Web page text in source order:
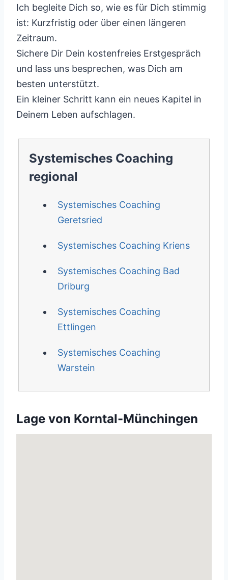
Ich begleite Dich so, wie es für Dich stimmig
ist: Kurzfristig oder über einen längeren
Zeitraum.
Sichere Dir Dein kostenfreies Erstgespräch
und lass uns besprechen, was Dich am
besten unterstützt.
Ein kleiner Schritt kann ein neues Kapitel in
Deinem Leben aufschlagen.
Systemisches Coaching
regional
Systemisches Coaching
Geretsried
Systemisches Coaching Kriens
Systemisches Coaching Bad
Driburg
Systemisches Coaching
Ettlingen
Systemisches Coaching
Warstein
Lage von Korntal-Münchingen